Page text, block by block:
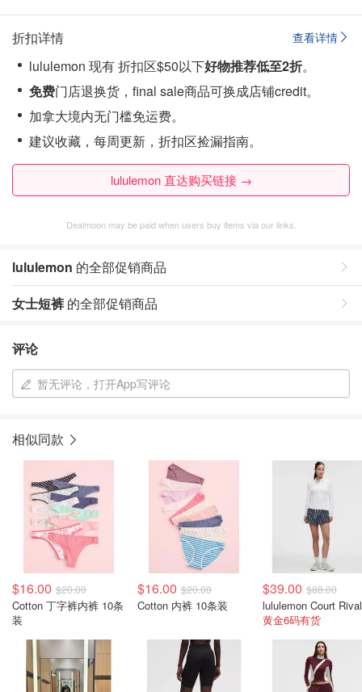
查看详情
折扣详情
lululemon 现有 折扣区$50以下好物推荐低至2折。
免费门店退换货，final sale商品可换成店铺credit。
加拿大境内无门槛免运费。
建议收藏，每周更新，折扣区捡漏指南。
lululemon 直达购买链接 →
Dealmoon may be paid when users buy items via our links.
lululemon 的全部促销商品
女士短裤 的全部促销商品
评论
暂无评论，打开App写评论
相似同款
$16.00 $20.00
Cotton 丁字裤内裤 10条
装
$16.00 $20.00
Cotton 内裤 10条装
$39.00 $88.00
黄金6码有货